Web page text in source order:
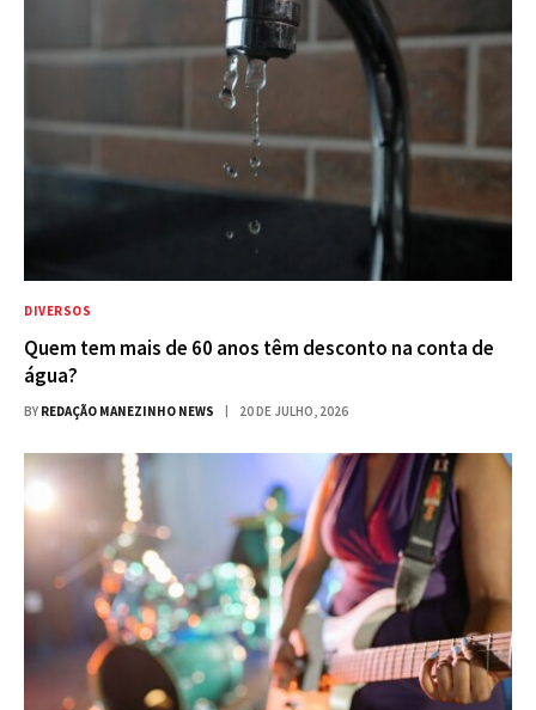
DIVERSOS
Quem tem mais de 60 anos têm desconto na conta de
água?
BY REDAÇÃO MANEZINHO NEWS 20 DE JULHO, 2026